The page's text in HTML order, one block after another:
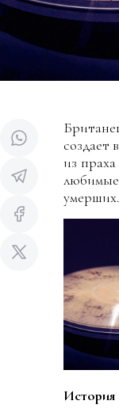
создает
из
умерших.
История